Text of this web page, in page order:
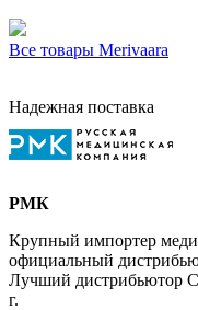
Все товары Merivaara
Надежная поставка
РМК
Крупный импортер
официальный
Лучший дистрибьютор
г.